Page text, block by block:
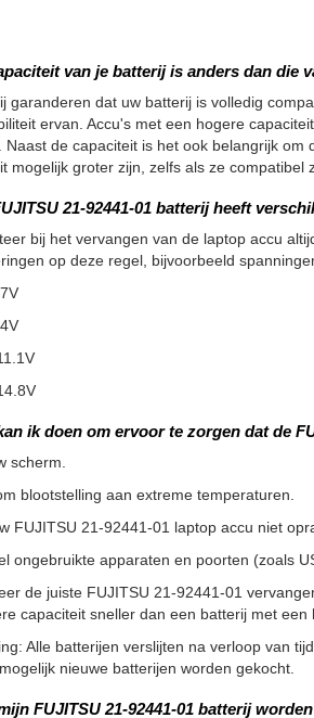
van je batterij is anders dan die
garanderen dat uw batterij is volledig
ervan. Accu's met een hogere
Naast de capaciteit is het ook belangrijk
mogelijk groter zijn, zelfs als ze compatibel
21-92441-01 batterij heeft
bij het vervangen van de laptop accu
op deze regel, bijvoorbeeld
ik doen om ervoor te zorgen dat de
scherm.
blootstelling aan extreme temperaturen.
FUJITSU 21-92441-01 laptop accu niet
ongebruikte apparaten en poorten (zoals
de juiste FUJITSU 21-92441-01
capaciteit sneller dan een batterij met
Alle batterijen verslijten na verloop van
nieuwe batterijen worden gekocht.
FUJITSU 21-92441-01 batterij